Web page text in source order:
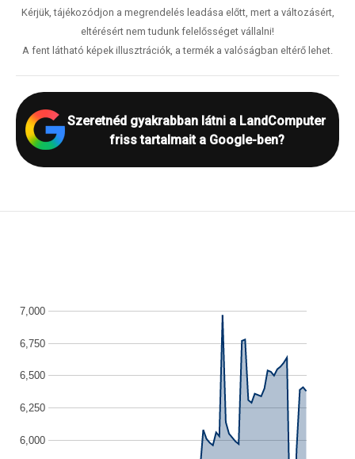
Kérjük, tájékozódjon a megrendelés leadása előtt, mert a változásért,
eltérésért nem tudunk felelősséget vállalni!
A fent látható képek illusztrációk, a termék a valóságban eltérő lehet.
Szeretnéd gyakrabban látni a LandComputer
friss tartalmait a Google-ben?
6,000
6,250
6,500
6,750
7,000